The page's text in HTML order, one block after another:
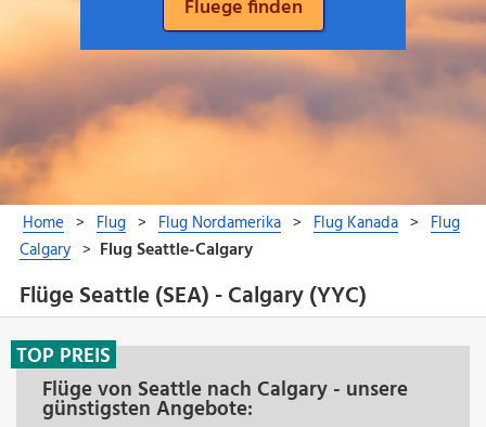
Flüge Seattle (SEA) - Calgary (YYC)
Flüge von Seattle nach Calgary - unsere
günstigsten Angebote:
TOP PREIS